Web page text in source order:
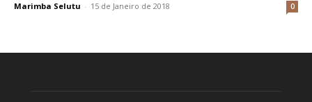
Marimba Selutu - 15 de Janeiro de 2018 0